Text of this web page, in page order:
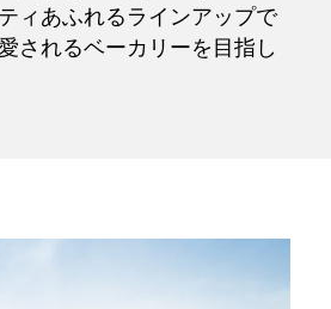
ィあふれるラインアップで
されるベーカリーを目指し